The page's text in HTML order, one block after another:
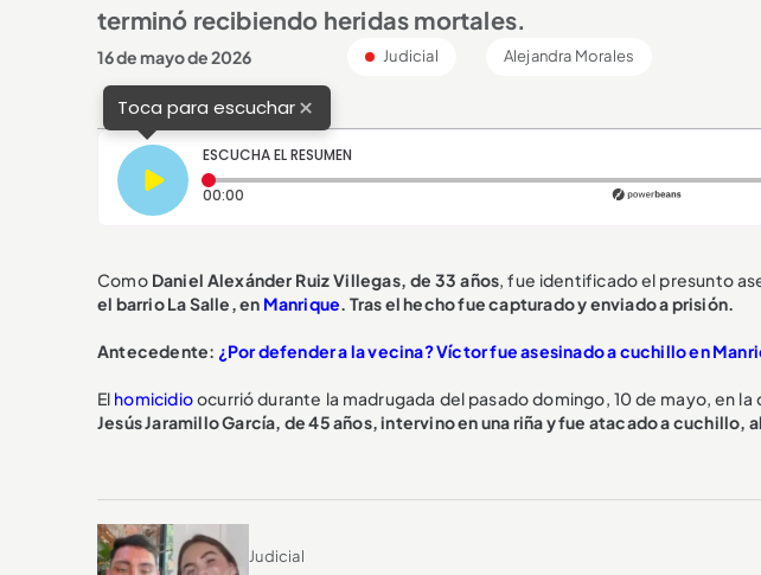
terminó recibiendo heridas mortales.
16 de mayo de 2026 Judicial Alejandra Morales
Toca para escuchar×
ESCUCHA EL RESUMEN
00:00
Como Daniel Alexánder Ruiz Villegas, de 33 años, fue identificado el presunto
el barrio La Salle, en Manrique. Tras el hecho fue capturado y enviado a prisión.
Antecedente: ¿Por defender a la vecina? Víctor fue asesinado a cuchillo en
El homicidioocurrió durante la madrugada del pasado domingo, 10 de mayo, en la
Jesús Jaramillo García, de 45 años, intervino en una riña y fue atacado a cuchillo,
Judicial